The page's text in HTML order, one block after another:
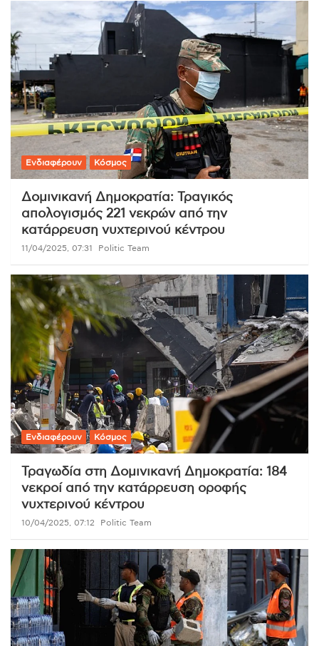
Ενδιαφέρουν Κόσμος
Δομινικανή Δημοκρατία: Τραγικός
απολογισμός 221 νεκρών από την
κατάρρευση νυχτερινού κέντρου
11/04/2025, 07:31 Politic Team
Ενδιαφέρουν Κόσμος
Τραγωδία στη Δομινικανή Δημοκρατία: 184
νεκροί από την κατάρρευση οροφής
νυχτερινού κέντρου
10/04/2025, 07:12 Politic Team